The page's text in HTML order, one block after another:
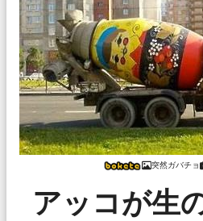
突然ガバチョ
アッコが生